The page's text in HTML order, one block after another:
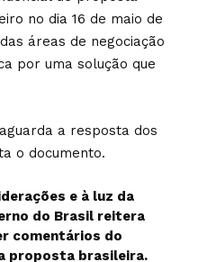
no dia 16 de maio de
áreas de negociação
por uma solução que
a resposta dos
o documento.
e à luz da
do Brasil reitera
comentários do
proposta brasileira.